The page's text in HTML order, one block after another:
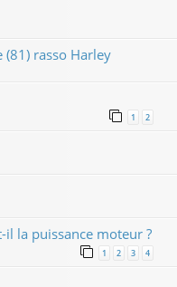
rasso Harley
1 2
il la puissance moteur ?
1 2 3 4